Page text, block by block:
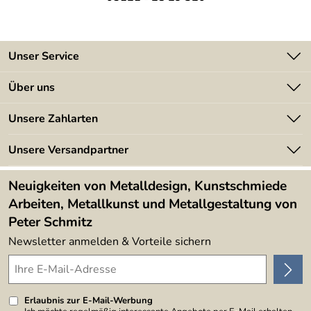
Unser Service
Kontakt
Kundeninformationen
Newsletter
Lieferbedingungen
Über uns
Angebote
Kundenbewertungen (394)
4,9/5
Unsere Zahlarten
Unsere Versandpartner
Neuigkeiten von Metalldesign, Kunstschmiede
Arbeiten, Metallkunst und Metallgestaltung von
Peter Schmitz
Newsletter anmelden & Vorteile sichern
Erlaubnis zur E-Mail-Werbung